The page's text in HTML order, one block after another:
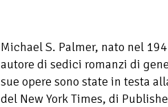
Michael S. Palmer, nato nel
autore di sedici romanzi di
sue opere sono state in testa
del New York Times, di